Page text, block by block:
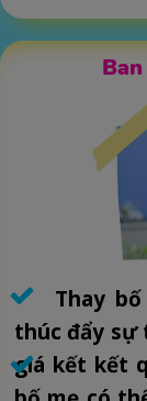
Thay bố
thúc đẩy
giá kết kết